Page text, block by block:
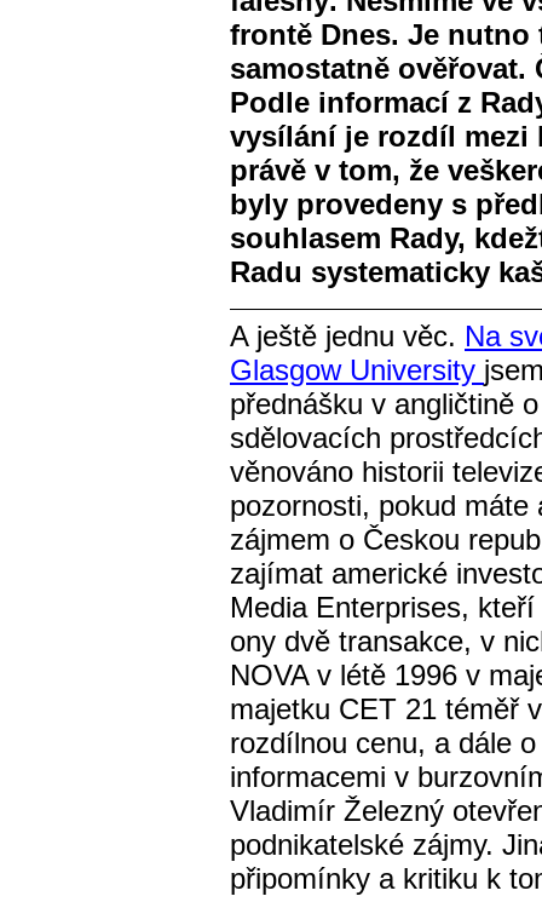
frontě Dnes. Je
samostatně ověřovat.
Podle informací z
vysílání je rozdíl mezi
právě v tom, že
byly provedeny s
souhlasem Rady,
Radu systematicky
A ještě jednu věc. Na
Glasgow University
přednášku v angličtině
sdělovacích
věnováno historii
pozornosti, pokud
zájmem o Českou
zajímat americké
Media Enterprises,
ony dvě transakce, v
NOVA v létě 1996 v
majetku CET 21 téměř
rozdílnou cenu, a dále
informacemi v
Vladimír Železný
podnikatelské zájmy.
připomínky a kritiku k